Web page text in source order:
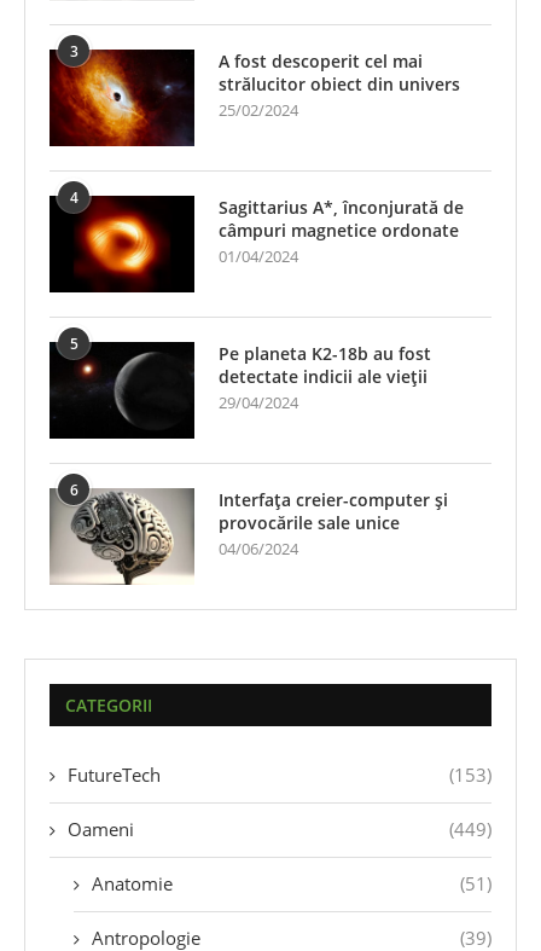
3
A fost descoperit cel mai
strălucitor obiect din univers
25/02/2024
4
Sagittarius A*, înconjurată de
câmpuri magnetice ordonate
01/04/2024
5
Pe planeta K2-18b au fost
detectate indicii ale vieții
29/04/2024
6
Interfața creier-computer și
provocările sale unice
04/06/2024
CATEGORII
FutureTech (153)
Oameni (449)
Anatomie (51)
Antropologie (39)